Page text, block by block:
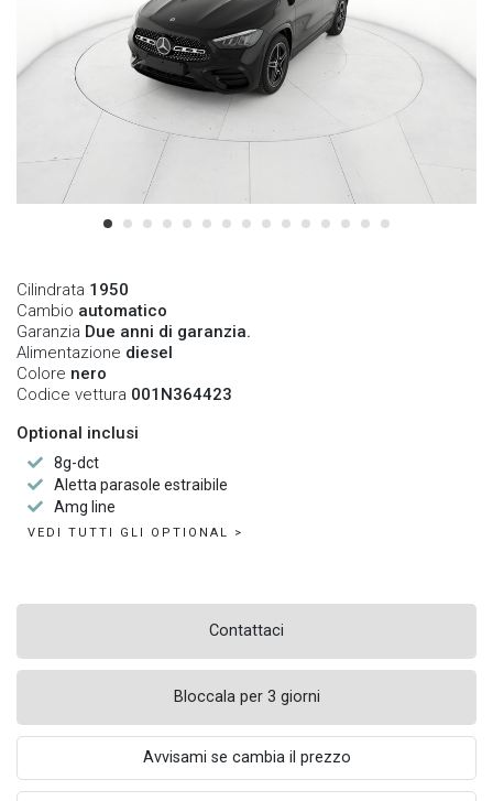
Cilindrata 1950
Cambio automatico
Garanzia Due anni di garanzia.
Alimentazione diesel
Colore nero
Codice vettura 001N364423
Optional inclusi
8g-dct
Aletta parasole estraibile
Amg line
VEDI TUTTI GLI OPTIONAL >
Contattaci
Bloccala per 3 giorni
Avvisami se cambia il prezzo